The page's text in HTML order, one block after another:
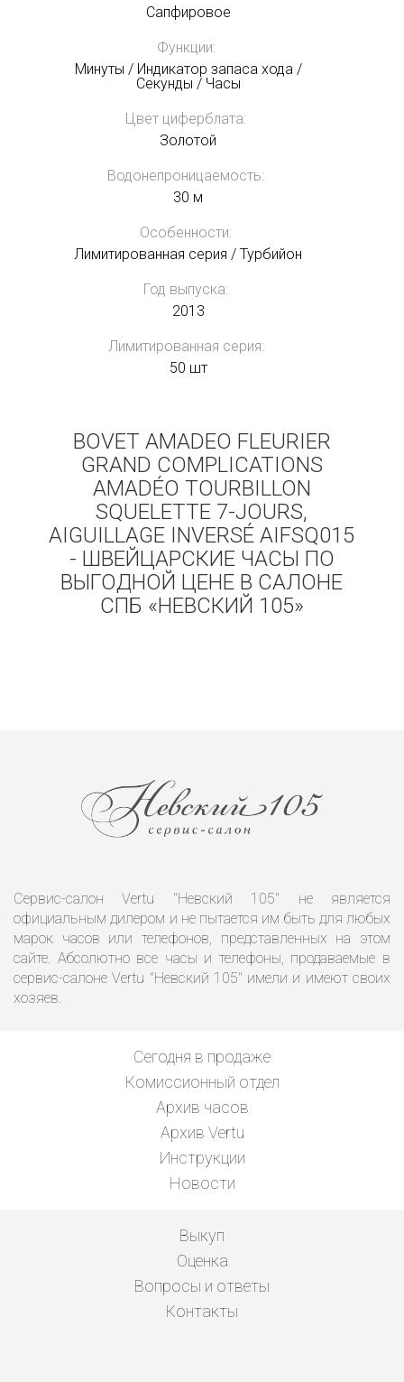
Сапфировое
Функции:
Минуты / Индикатор запаса хода /
Секунды / Часы
Цвет циферблата:
Золотой
Водонепроницаемость:
30 м
Особенности:
Лимитированная серия / Турбийон
Год выпуска:
2013
Лимитированная серия:
50 шт
BOVET AMADEO FLEURIER
GRAND COMPLICATIONS
AMADÉO TOURBILLON
SQUELETTE 7-JOURS,
AIGUILLAGE INVERSÉ AIFSQ015
- ШВЕЙЦАРСКИЕ ЧАСЫ ПО
ВЫГОДНОЙ ЦЕНЕ В САЛОНЕ
СПБ «НЕВСКИЙ 105»
Сервис-салон Vertu "Невский 105" не является
официальным дилером и не пытается им быть для любых
марок часов или телефонов, представленных на этом
сайте. Абсолютно все часы и телефоны, продаваемые в
сервис-салоне Vertu "Невский 105" имели и имеют своих
хозяев.
Сегодня в продаже
Комиссионный отдел
Архив часов
Архив Vertu
Инструкции
Новости
Выкуп
Оценка
Вопросы и ответы
Контакты